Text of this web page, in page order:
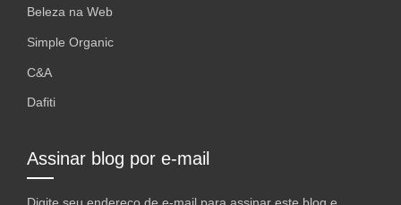
Beleza na Web
Simple Organic
C&A
Dafiti
Assinar blog por e-mail